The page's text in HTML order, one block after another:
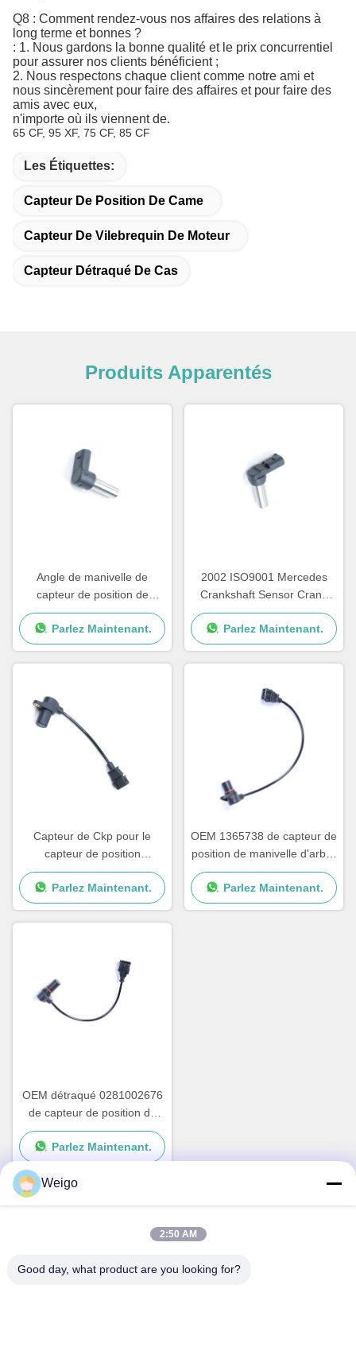
Q8 : Comment rendez-vous nos affaires des relations à
long terme et bonnes ?
: 1. Nous gardons la bonne qualité et le prix concurrentiel
pour assurer nos clients bénéficient ;
2. Nous respectons chaque client comme notre ami et
nous sincèrement pour faire des affaires et pour faire des
amis avec eux,
n'importe où ils viennent de.
65 CF, 95 XF, 75 CF, 85 CF
Les Étiquettes:
Capteur De Position De Came
Capteur De Vilebrequin De Moteur
Capteur Détraqué De Cas
Produits Apparentés
Angle de manivelle de
capteur de position de
vilebrequin de 2004 camions
pour Mercedes Benz
0011533120
Parlez Maintenant.
2002 ISO9001 Mercedes
Crankshaft Sensor Crank
0011532120 A0011532120
Parlez Maintenant.
Capteur de Ckp pour le
capteur de position
500306772 de vilebrequin
d'angle d'Iveco 82017874
162916
Parlez Maintenant.
OEM 1365738 de capteur de
position de manivelle d'arbre
à cames de camion des CF
75 de DAF 0281002408
Parlez Maintenant.
OEM détraqué 0281002676
de capteur de position de
vilebrequin de DAF Truck
XF105 1607436
Parlez Maintenant.
Adresse
Weigo
2:50 AM
Good day, what product are you looking for?